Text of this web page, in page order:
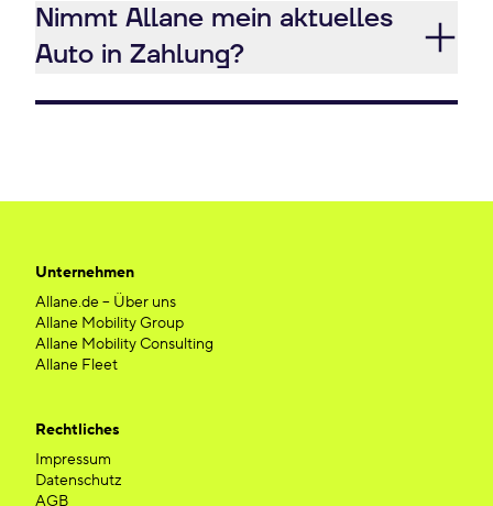
Nimmt Allane mein aktuelles
Auto in Zahlung?
Unternehmen
Allane.de – Über uns
Allane Mobility Group
Allane Mobility Consulting
Allane Fleet
Rechtliches
Impressum
Datenschutz
AGB